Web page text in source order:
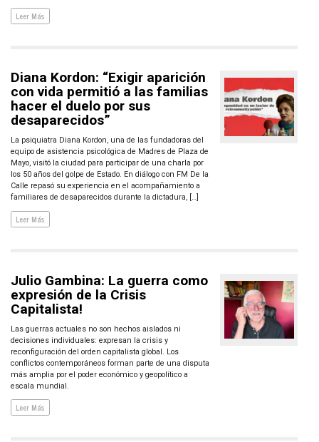
Leer Más
Diana Kordon: “Exigir aparición
con vida permitió a las familias
hacer el duelo por sus
desaparecidos”
La psiquiatra Diana Kordon, una de las fundadoras del
equipo de asistencia psicológica de Madres de Plaza de
Mayo, visitó la ciudad para participar de una charla por
los 50 años del golpe de Estado. En diálogo con FM De la
Calle repasó su experiencia en el acompañamiento a
familiares de desaparecidos durante la dictadura, […]
Leer Más
Julio Gambina: La guerra como
expresión de la Crisis
Capitalista!
Las guerras actuales no son hechos aislados ni
decisiones individuales: expresan la crisis y
reconfiguración del orden capitalista global. Los
conflictos contemporáneos forman parte de una disputa
más amplia por el poder económico y geopolítico a
escala mundial.
Leer Más